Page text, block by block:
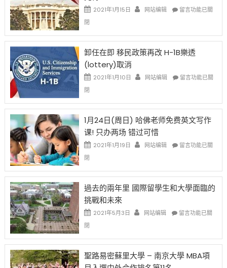
資
設
後
在
對
開
中
2021年1月15日 网站编辑
在
新
讓
說
請
1B
證
者
得〉
留言功能已關
閉
卸任在即 移民政策再改 H-1B樂透
(lottery)取消
2021年1月10日 网站编辑
在
在
移
政
改
1B
透
消〉
留言功能已關
閉
1月24日(周日) 哈佛老师免费英文写作
课! 只办两场 错过可惜
2021年1月19日 网站编辑
在
24
(周
哈
师
费
留言功能已關
閉
過去的兩年里 國際留學生和大學面臨的
挑戰和未來
2021年5月3日 网站编辑
在
的
年
留言功能已關
閉
聖路易密蘇里大學 – 南京大學 MBA項